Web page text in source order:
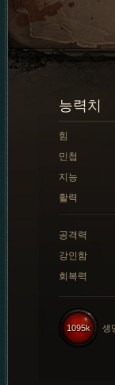
능력치
힘
민첩
지능
활력
공격력
강인함
회복력
1095k 생